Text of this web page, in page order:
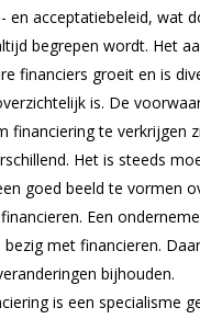
en acceptatiebeleid, wat
begrepen wordt. Het
financiers groeit en is
is. De
financiering te verkrijgen
Het is steeds
goed beeld te vormen
Een
met financieren.
bijhouden.
is een specialisme